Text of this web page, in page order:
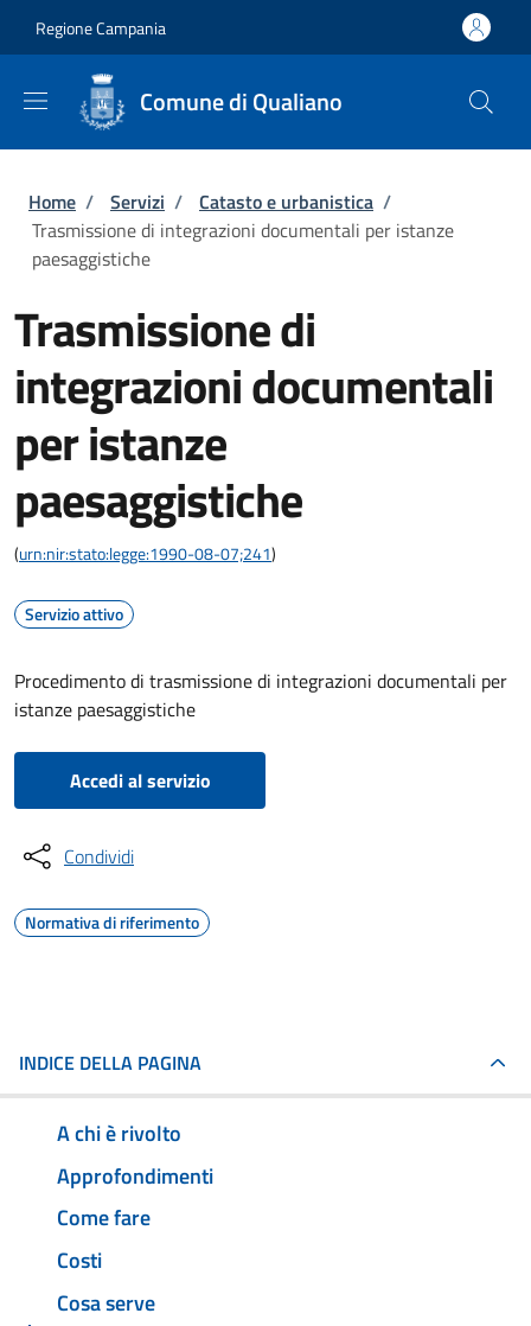
Regione Campania
Comune di Qualiano
Briciole di pane
Home / Servizi / Catasto e urbanistica /
Trasmissione di integrazioni documentali per istanze
paesaggistiche
Trasmissione di
integrazioni documentali
per istanze
paesaggistiche
(urn:nir:stato:legge:1990-08-07;241)
Servizio attivo
Procedimento di trasmissione di integrazioni documentali per
istanze paesaggistiche
Accedi al servizio
Condividi
Normativa di riferimento
INDICE DELLA PAGINA
A chi è rivolto
Approfondimenti
Come fare
Costi
Cosa serve